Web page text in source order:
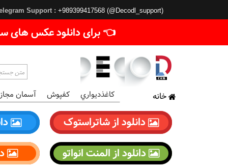
Support : +989399417568 (@Decodl_support)
👈 برای دانلود عکس های
خانه کاغذديواري کفپوش آسمان
دانلود از شاتراستوک
دانلود از المنت انواتو